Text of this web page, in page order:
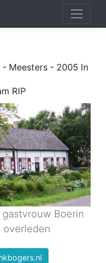
Meesters - 2005 In
RIP
Boerin
overleden